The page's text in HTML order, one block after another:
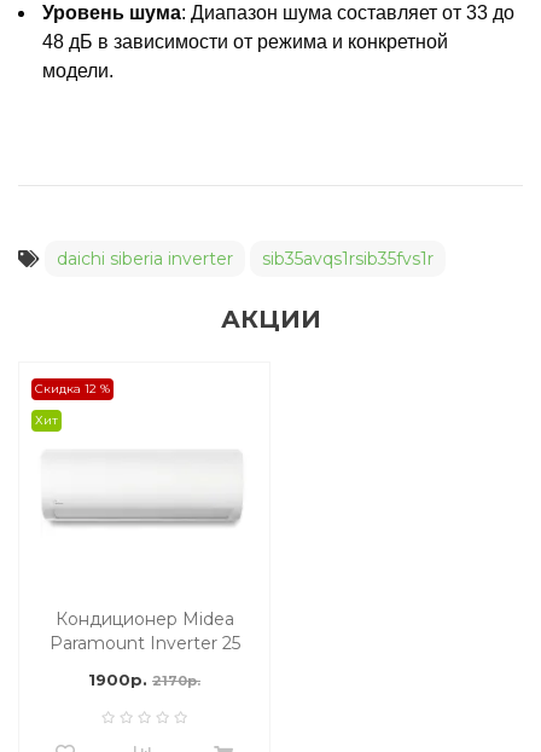
Уровень шума: Диапазон шума составляет от 33 до
48 дБ в зависимости от режима и конкретной
модели.
daichi siberia inverter sib35avqs1rsib35fvs1r
АКЦИИ
Скидка 12 %
Хит
Кондиционер Midea
Paramount Inverter 25
1900р. 2170р.